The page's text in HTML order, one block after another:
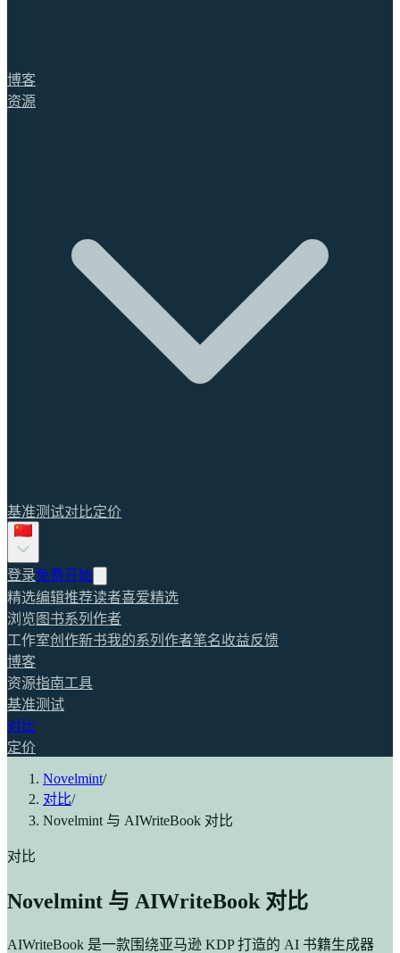
博客
资源
基准测试对比定价
登录免费开始
精选编辑推荐读者喜爱精选
浏览 图书系列 作者
工作室创作新书我的系列 作者笔名收益反馈
博客
资源指南工具
基准测试
对比
定价
Novelmint/
对比/
Novelmint 与 AIWriteBook 对比
对比
Novelmint 与 AIWriteBook 对比
AIWriteBook 是一款围绕亚马逊 KDP 打造的 AI 书籍生成器